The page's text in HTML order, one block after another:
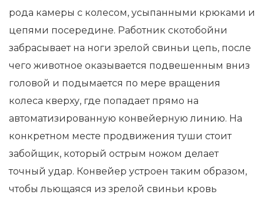
рода камеры с колесом, усыпанными крюками и
цепями посередине. Работник скотобойни
забрасывает на ноги зрелой свиньи цепь, после
чего животное оказывается подвешенным вниз
головой и подымается по мере вращения
колеса кверху, где попадает прямо на
автоматизированную конвейерную линию. На
конкретном месте продвижения туши стоит
забойщик, который острым ножом делает
точный удар. Конвейер устроен таким образом,
чтобы льющаяся из зрелой свиньи кровь